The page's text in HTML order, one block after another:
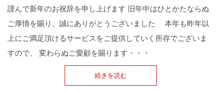
謹んで新年のお祝辞を申し上げます 旧年中はひとかたならぬ
ご厚情を賜り、誠にありがとうございました 本年も昨年以
上にご満足頂けるサービスをご提供していく所存でございま
すので、 変わらぬご愛顧を賜ります・・・
続きを読む